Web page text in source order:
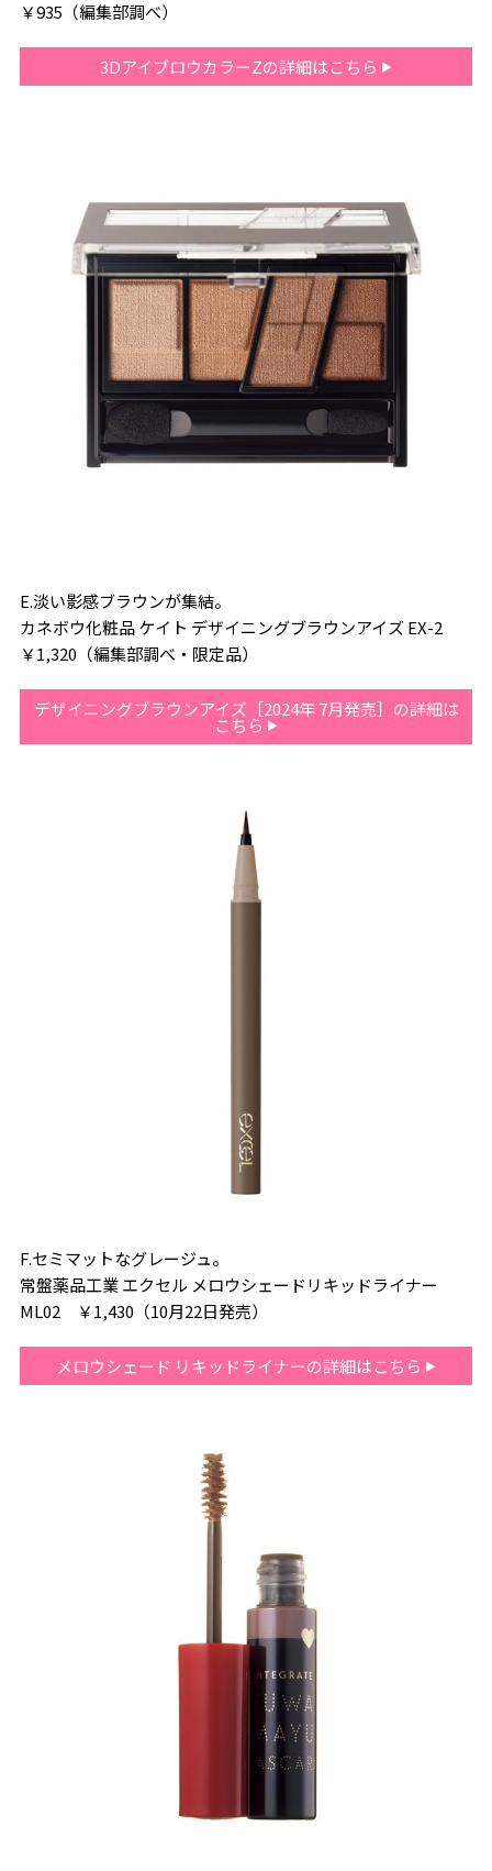
￥935（編集部調べ）
3DアイブロウカラーZの詳細はこちら
E.淡い影感ブラウンが集結。
カネボウ化粧品 ケイト デザイニングブラウンアイズ EX-2
￥1,320（編集部調べ・限定品）
デザイニングブラウンアイズ［2024年 7月発売］の詳細は
こちら
F.セミマットなグレージュ。
常盤薬品工業 エクセル メロウシェードリキッドライナー
ML02 ￥1,430（10月22日発売）
メロウシェード リキッドライナーの詳細はこちら